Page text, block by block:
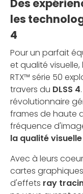
Des
les
4
Pour un parfait
et qualité
RTX™ série 50
travers du DLSS 4
révolutionnaire
frames de haute
fréquence
la qualité
Avec à leurs
cartes
d'effets ray